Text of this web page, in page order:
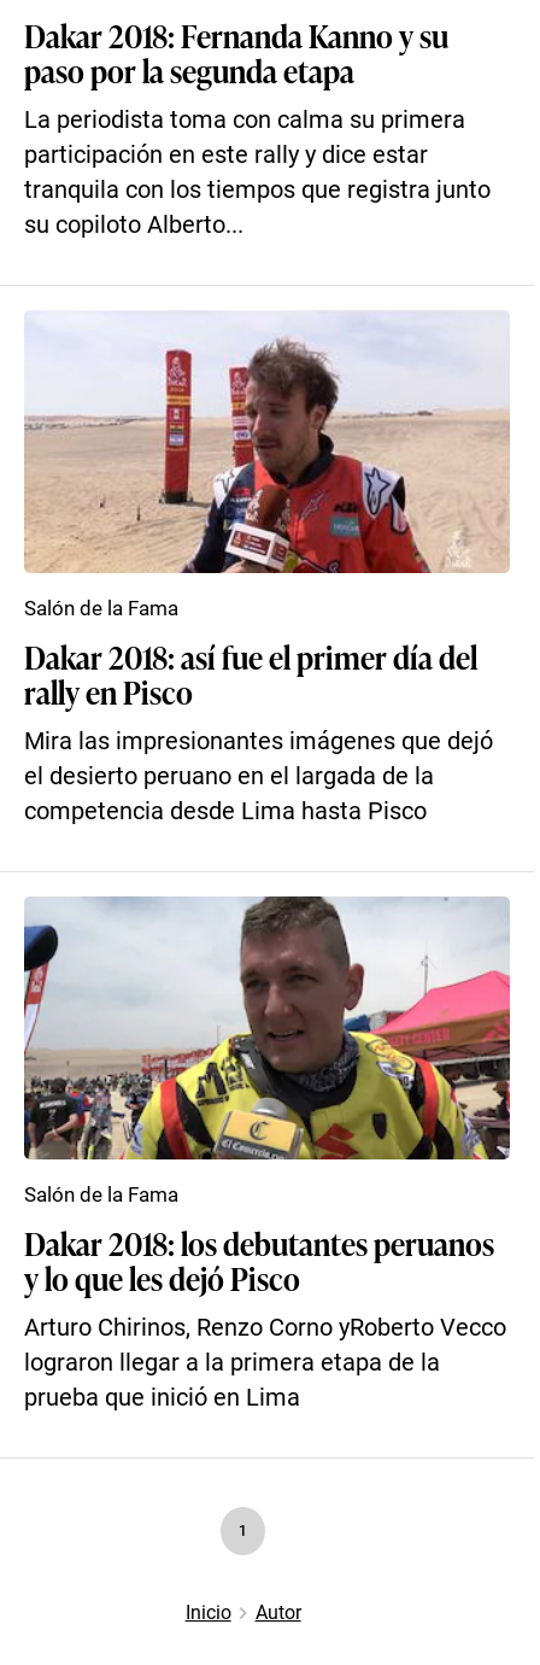
Dakar 2018: Fernanda Kanno y su
paso por la segunda etapa
La periodista toma con calma su primera
participación en este rally y dice estar
tranquila con los tiempos que registra junto
su copiloto Alberto...
Dakar 2018: así fue el primer día del
rally en Pisco
Mira las impresionantes imágenes que dejó
el desierto peruano en el largada de la
competencia desde Lima hasta Pisco
Salón de la Fama
Dakar 2018: los debutantes peruanos
y lo que les dejó Pisco
Arturo Chirinos, Renzo Corno yRoberto Vecco
lograron llegar a la primera etapa de la
prueba que inició en Lima
Salón de la Fama
1
Inicio Autor